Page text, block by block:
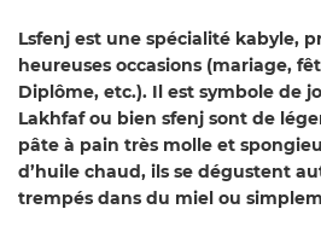
Lsfenj est une spécialité kabyle,
heureuses occasions (mariage,
Diplôme, etc.). Il est symbole de
Lakhfaf ou bien sfenj sont de
pâte à pain très molle et
d’huile chaud, ils se dégustent
trempés dans du miel ou